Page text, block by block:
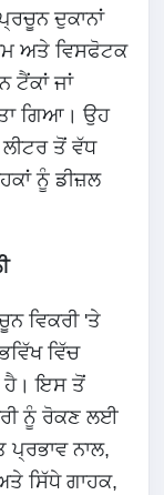
ਦੁਕਾਨਾਂ
ਅਤੇ ਵਿਸਫੋਟਕ
ਟੈਂਕਾਂ ਜਾਂ
ਗਿਆ। ਉਹ
ਤੋਂ ਵੱਧ
ਨੂੰ ਡੀਜ਼ਲ
ਵਿਕਰੀ 'ਤੇ
ਵਿੱਚ
ਹੈ। ਇਸ ਤੋਂ
ਨੂੰ ਰੋਕਣ ਲਈ
ਪ੍ਰਭਾਵ ਨਾਲ,
ਸਿੱਧੇ ਗਾਹਕ,